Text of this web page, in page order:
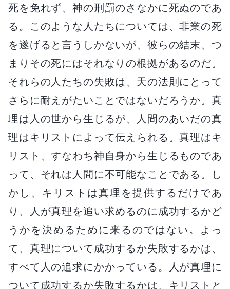
死を免れず、神の刑罰のさなかに死ぬのであ
る。このような人たちについては、非業の死
を遂げると言うしかないが、彼らの結末、つ
まりその死にはそれなりの根拠があるのだ。
それらの人たちの失敗は、天の法則にとって
さらに耐えがたいことではないだろうか。真
理は人の世から生じるが、人間のあいだの真
理はキリストによって伝えられる。真理はキ
リスト、すなわち神自身から生じるものであ
って、それは人間に不可能なことである。し
かし、キリストは真理を提供するだけであ
り、人が真理を追い求めるのに成功するかど
うかを決めるために来るのではない。よっ
て、真理について成功するか失敗するかは、
すべて人の追求にかかっている。人が真理に
ついて成功するか失敗するかは、キリストと